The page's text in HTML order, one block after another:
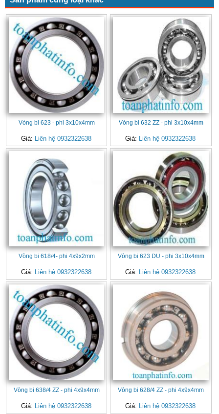
Vòng bi 623 - phi 3x10x4mm
Giá: Liên hệ 0932322638
Vòng bi 632 ZZ - phi 3x10x4mm
Giá: Liên hệ 0932322638
Vòng bi 618/4- phi 4x9x2mm
Giá: Liên hệ 0932322638
Vòng bi 623 DU - phi 3x10x4mm
Giá: Liên hệ 0932322638
Vòng bi 638/4 ZZ - phi 4x9x4mm
Giá: Liên hệ 0932322638
Vòng bi 628/4 ZZ - phi 4x9x4mm
Giá: Liên hệ 0932322638